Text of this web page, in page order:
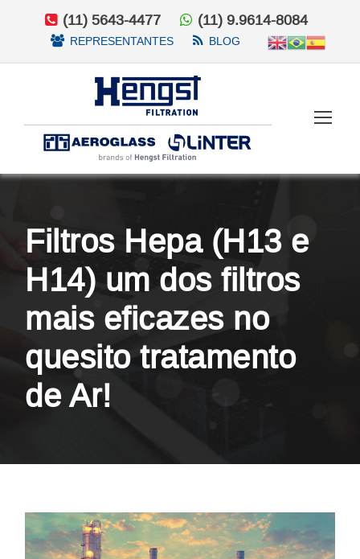
(11) 5643-4477 (11) 9.9614-8084
REPRESENTANTES BLOG
Filtros Hepa (H13 e
H14) um dos filtros
mais eficazes no
quesito tratamento
de Ar!